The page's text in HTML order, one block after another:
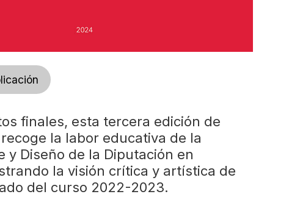
finales, esta tercera edición de
la labor educativa de la
y Diseño de la Diputación en
la visión crítica y artística de
del curso 2022-2023.